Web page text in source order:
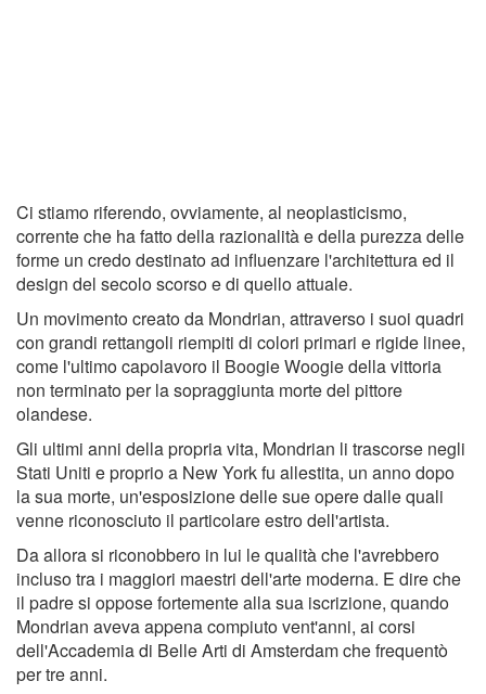
Ci stiamo riferendo, ovviamente, al neoplasticismo,
corrente che ha fatto della razionalità e della purezza delle
forme un credo destinato ad influenzare l'architettura ed il
design del secolo scorso e di quello attuale.
Un movimento creato da Mondrian, attraverso i suoi quadri
con grandi rettangoli riempiti di colori primari e rigide linee,
come l'ultimo capolavoro il Boogie Woogie della vittoria
non terminato per la sopraggiunta morte del pittore
olandese.
Gli ultimi anni della propria vita, Mondrian li trascorse negli
Stati Uniti e proprio a New York fu allestita, un anno dopo
la sua morte, un'esposizione delle sue opere dalle quali
venne riconosciuto il particolare estro dell'artista.
Da allora si riconobbero in lui le qualità che l'avrebbero
incluso tra i maggiori maestri dell'arte moderna. E dire che
il padre si oppose fortemente alla sua iscrizione, quando
Mondrian aveva appena compiuto vent'anni, ai corsi
dell'Accademia di Belle Arti di Amsterdam che frequentò
per tre anni.